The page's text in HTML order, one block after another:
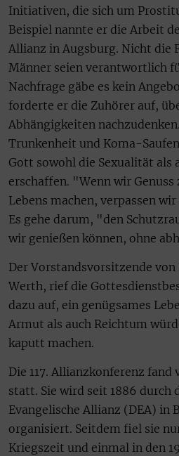
Initiativen, die sich um
Beispiel nannte er die Arbeit
Allianz in Augsburg. Nicht die
Männer seien verantwortlich
Nachfrage gäbe es kein
forderte er die Zuhörer auf,
Abhängigkeiten
Trunkenheit und Koma-
Gott sowohl die Sexualität als
erschaffen. "Wenn wir
Lebens machen, verpassen
Es gehe darum, "den
wir genießen können, ohne
Der Vorstandsvorsitzende von
Werth, rief die
dazu auf, ein genügsames
Armut als auch Reichtum
kaputt machen.
Die 117. Allianzkonferenz fand
statt. Sie wird seit 1886 durch
Evangelische Allianz (DEA) in
organisiert. Seitdem fiel sie
Kriegszeit und einmal in den